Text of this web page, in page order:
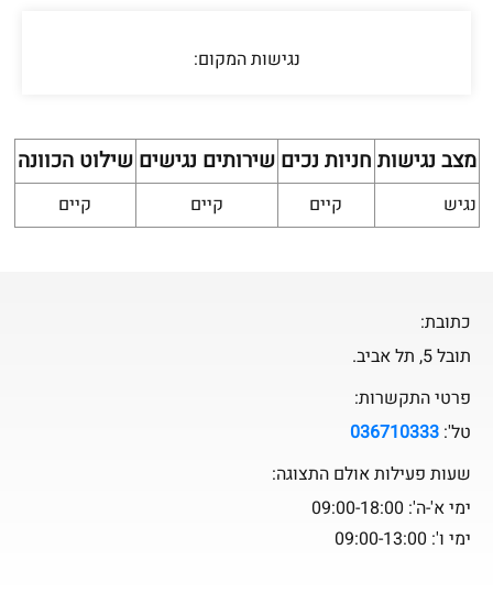
נגישות המקום:
מצב נגישות חניות נכים שירותים נגישים שילוט הכוונה
נגיש קיים קיים קיים
כתובת:
תובל 5, תל אביב.
פרטי התקשרות:
טל': 036710333
שעות פעילות אולם התצוגה:
ימי א'-ה': 09:00-18:00
ימי ו': 09:00-13:00